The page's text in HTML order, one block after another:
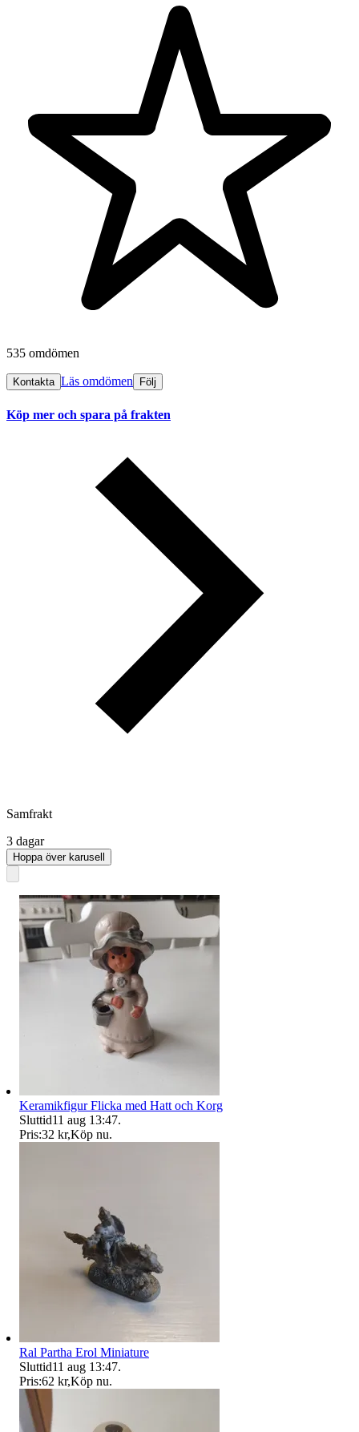
535 omdömen
Kontakta Läs omdömen Följ
Köp mer och spara på frakten
Samfrakt
3 dagar
Hoppa över karusell
Keramikfigur Flicka med Hatt och Korg
Sluttid11 aug 13:47.
Pris:32 kr,Köp nu.
Ral Partha Erol Miniature
Sluttid11 aug 13:47.
Pris:62 kr,Köp nu.